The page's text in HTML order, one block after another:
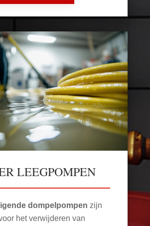
LEEGPOMPEN
dompelpompen zijn
het verwijderen van